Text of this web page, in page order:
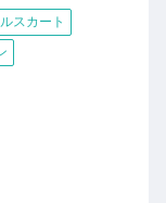
スカート